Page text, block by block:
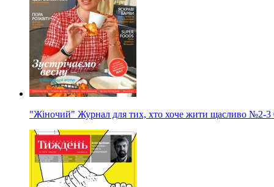
"Жіночий" Журнал для тих, хто хоче жити щасливо №2-3